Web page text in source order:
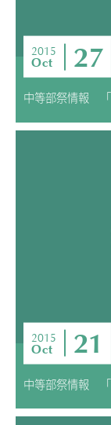
2015
Oct 27
中等部祭情報 「
2015
Oct 21
中等部祭情報 「